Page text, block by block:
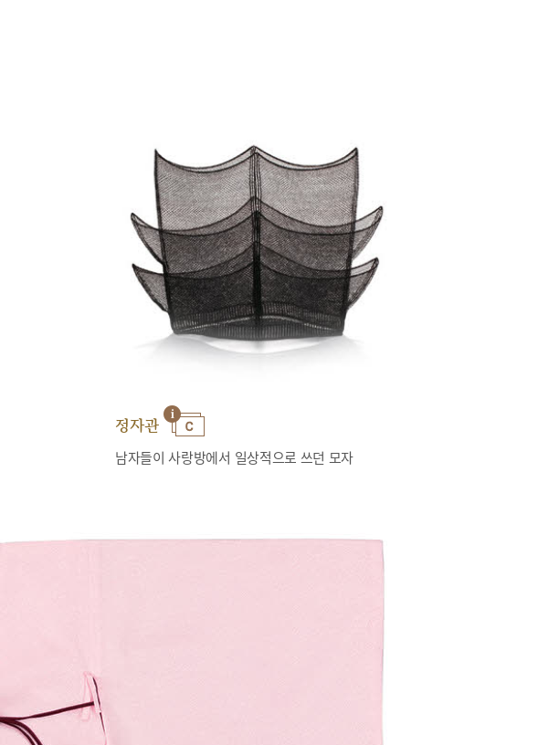
정자관
남자들이 사랑방에서 일상적으로 쓰던 모자